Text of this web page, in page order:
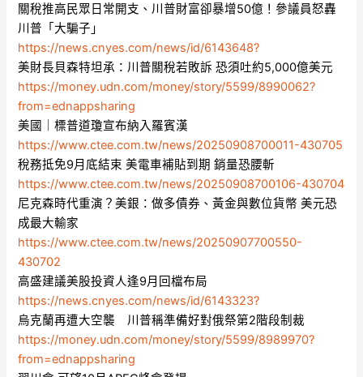
關稅推高民眾日常開支、川普財富卻暴增50億！參議員怒轟
川普「大騙子」
https://news.cnyes.com/news/id/6143648?
美財長貝森特坦承：川普關稅若敗訴 恐須吐約5,000億美元
https://money.udn.com/money/story/5599/8990062?
from=ednappsharing
美國｜標普道瓊宣布納入羅賓漢
https://www.ctee.com.tw/news/20250908700011-430705
稅務抵免9月底結束 美電車補貼到期 銷量恐腰斬
https://www.ctee.com.tw/news/20250908700106-430704
尼克森時代重演？美銀：做多債券、黃金與數位貨幣 美元恐
成最大輸家
https://www.ctee.com.tw/news/20250907700550-
430702
高盛建議美股投資人逢9月回檔布局
https://news.cnyes.com/news/id/6143323?
烏克蘭再遭大空襲 川普稱準備好對俄祭第2階段制裁
https://money.udn.com/money/story/5599/8989970?
from=ednappsharing